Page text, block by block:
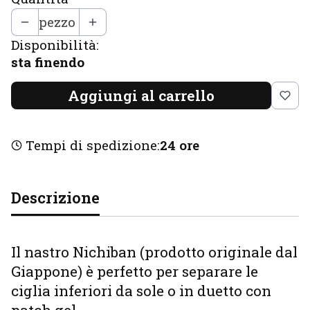
pezzo
Disponibilità:
sta finendo
Aggiungi al carrello
Tempi di spedizione:24 ore
Descrizione
Il nastro Nichiban (prodotto originale dal
Giappone) è perfetto per separare le
ciglia inferiori da sole o in duetto con